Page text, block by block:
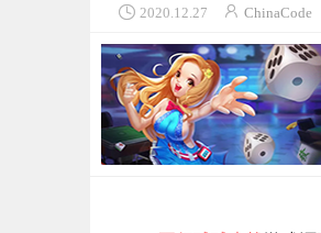
 2020.12.27  ChinaCode